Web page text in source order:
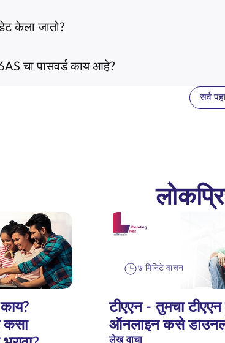
केला जातो?
चा पासवर्ड काय आहे?
सर्व
कसा
७ मिनिटे वाचन
टीएएन - तुमचा
ऑनलाइन कसे
लेख वाचा